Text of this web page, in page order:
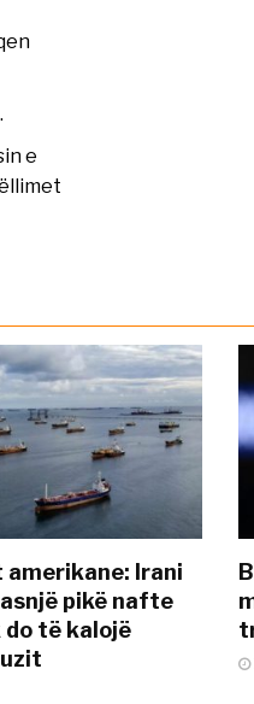
e
amerikane: Irani
pikë nafte
do të kalojë